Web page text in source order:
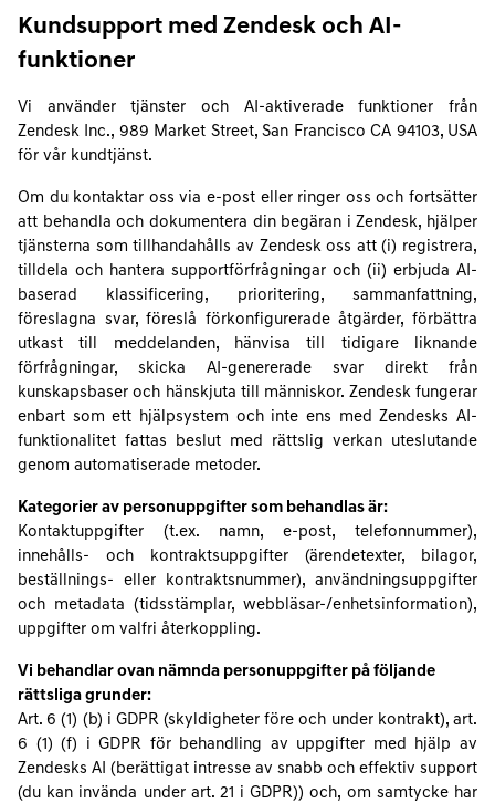
Kundsupport med Zendesk och AI-
funktioner
Vi använder tjänster och AI-aktiverade funktioner från
Zendesk Inc., 989 Market Street, San Francisco CA 94103, USA
för vår kundtjänst.
Om du kontaktar oss via e-post eller ringer oss och fortsätter
att behandla och dokumentera din begäran i Zendesk, hjälper
tjänsterna som tillhandahålls av Zendesk oss att (i) registrera,
tilldela och hantera supportförfrågningar och (ii) erbjuda AI-
baserad klassificering, prioritering, sammanfattning,
föreslagna svar, föreslå förkonfigurerade åtgärder, förbättra
utkast till meddelanden, hänvisa till tidigare liknande
förfrågningar, skicka AI-genererade svar direkt från
kunskapsbaser och hänskjuta till människor. Zendesk fungerar
enbart som ett hjälpsystem och inte ens med Zendesks AI-
funktionalitet fattas beslut med rättslig verkan uteslutande
genom automatiserade metoder.
Kategorier av personuppgifter som behandlas är:
Kontaktuppgifter (t.ex. namn, e-post, telefonnummer),
innehålls- och kontraktsuppgifter (ärendetexter, bilagor,
beställnings- eller kontraktsnummer), användningsuppgifter
och metadata (tidsstämplar, webbläsar-/enhetsinformation),
uppgifter om valfri återkoppling.
Vi behandlar ovan nämnda personuppgifter på följande
rättsliga grunder:
Art. 6 (1) (b) i GDPR (skyldigheter före och under kontrakt), art.
6 (1) (f) i GDPR för behandling av uppgifter med hjälp av
Zendesks AI (berättigat intresse av snabb och effektiv support
(du kan invända under art. 21 i GDPR)) och, om samtycke har